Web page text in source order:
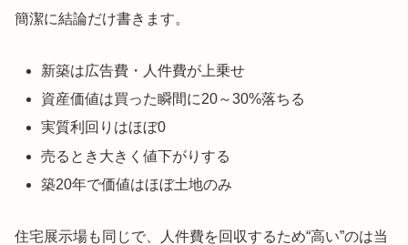
簡潔に結論だけ書きます。
新築は広告費・人件費が上乗せ
資産価値は買った瞬間に20～30%落ちる
実質利回りはほぼ0
売るとき大きく値下がりする
築20年で価値はほぼ土地のみ
住宅展示場も同じで、人件費を回収するため“高い”のは当